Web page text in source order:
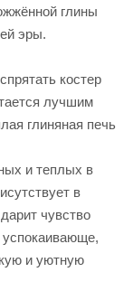
глины
эры.
костер
лучшим
глиняная печь
и теплых в
в
чувство
успокаивающе,
и уютную